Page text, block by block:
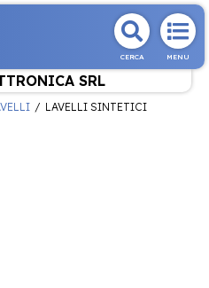
CERCA MENU
SRL
LAVELLI SINTETICI